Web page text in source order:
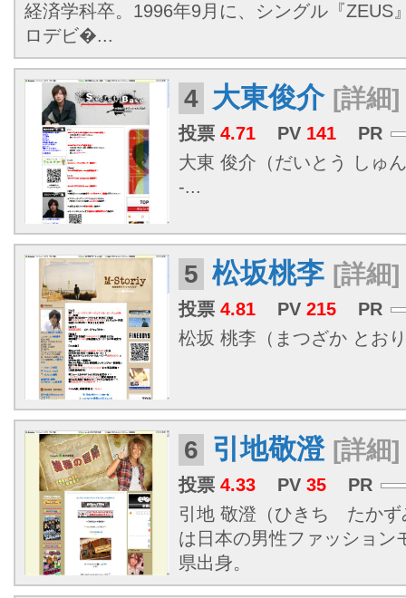
経済学科卒。1996年9月に、シングル『ZEUS
ロデビ�...
4 大東俊介 [詳細]
投票 4.71 PV 141
PR
大東 俊介（だいとう しゅ
-...
5 松坂桃李 [詳細]
投票 4.81 PV 215
PR
松坂 桃李（まつざか とお
6 引地敬澄 [詳細]
投票 4.33 PV 35
PR
引地 敬澄（ひきち たかず
は日本の男性ファッション
県出身。